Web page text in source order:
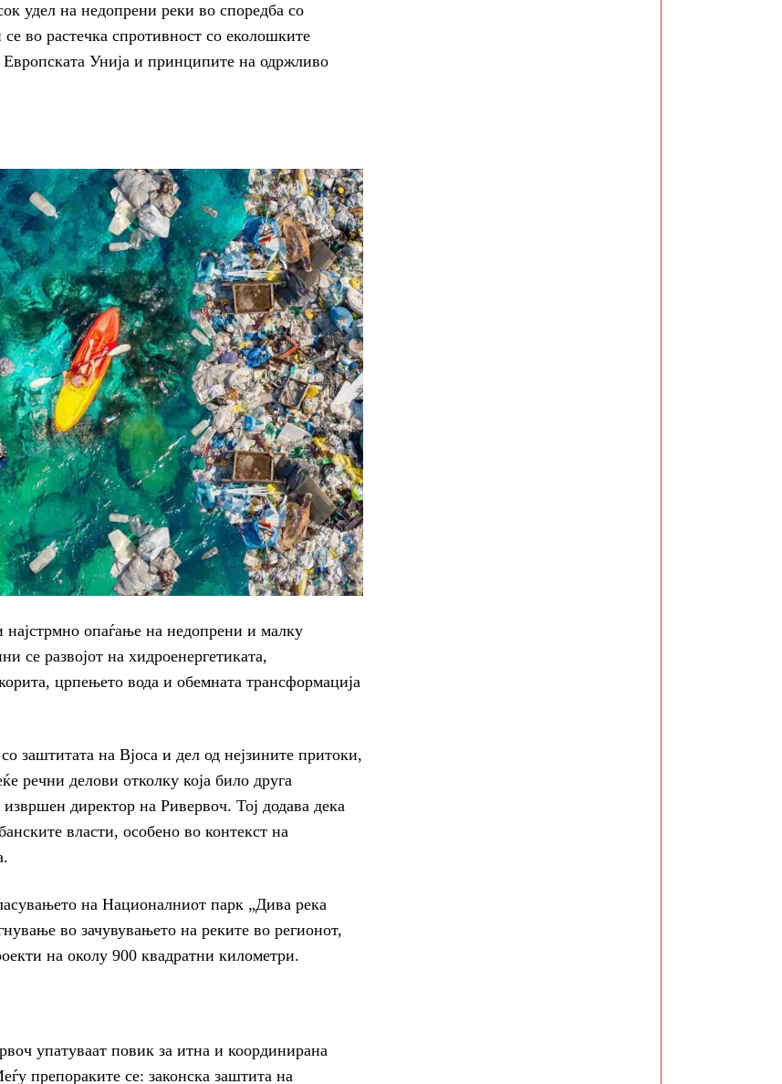
удел на недопрени реки во споредба со
во растечка спротивност со еколошките
Унија и принципите на одржливо
најстрмно опаѓање на недопрени и малку
се развојот на хидроенергетиката,
црпењето вода и обемната трансформација
заштитата на Вјоса и дел од нејзините притоки,
речни делови отколку која било друга
директор на Ривервоч. Тој додава дека
власти, особено во контекст на
на Националниот парк „Дива река
во зачувувањето на реките во регионот,
на околу 900 квадратни километри.
упатуваат повик за итна и координирана
препораките се: законска заштита на